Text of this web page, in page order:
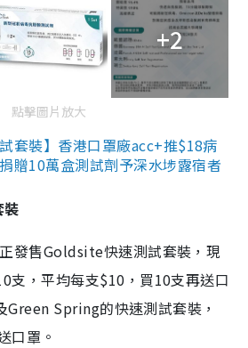
+2
點擊圖片放大
套裝】香港口罩廠acc+推$18病
贈10萬盒測試劑予深水埗露宿者
發售Goldsite快速測試套裝，現
支，平均每支$10，買10支再送口
Green Spring的快速測試套裝，
口罩。